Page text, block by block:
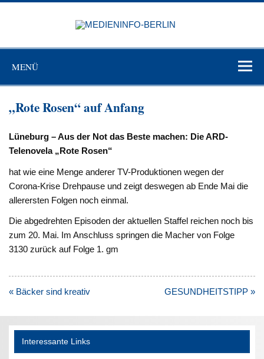
Zum
MENÜ
„Rote Rosen“ auf Anfang
Lüneburg – Aus der Not das Beste machen: Die ARD-
Telenovela „Rote Rosen“
hat wie eine Menge anderer TV-Produktionen wegen der
Corona-Krise Drehpause und zeigt deswegen ab Ende Mai die
allerersten Folgen noch einmal.
Die abgedrehten Episoden der aktuellen Staffel reichen noch bis
zum 20. Mai. Im Anschluss springen die Macher von Folge
3130 zurück auf Folge 1. gm
Beitragsnavigation
« Bäcker sind kreativ GESUNDHEITSTIPP »
Interessante Links